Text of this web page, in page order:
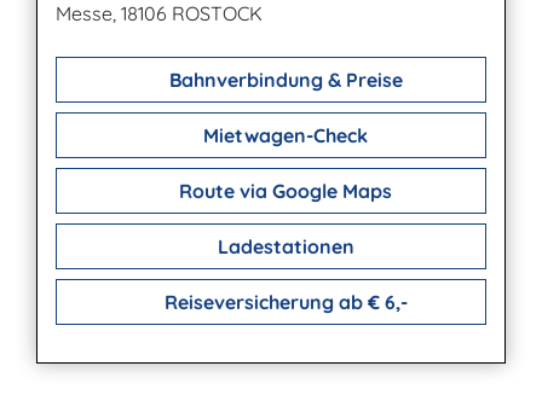
Messe, 18106 ROSTOCK
Bahnverbindung & Preise
Mietwagen-Check
Route via Google Maps
Ladestationen
Reiseversicherung ab € 6,-